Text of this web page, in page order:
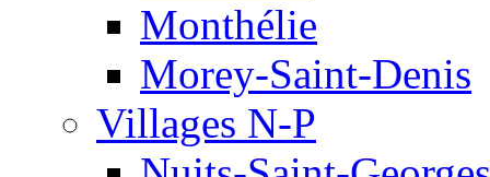
Monthélie
Morey-Saint-Denis
Villages N-P